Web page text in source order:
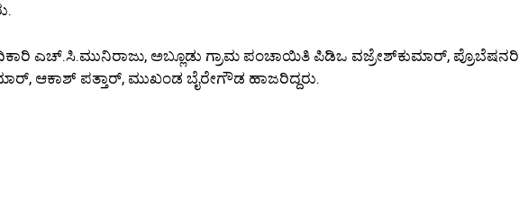
ಎಚ್.ಸಿ.ಮುನಿರಾಜು, ಅಬ್ಲೂಡು ಗ್ರಾಮ ಪಂಚಾಯಿತಿ ಪಿಡಿಒ ವಜ್ರೇಶ್‌ಕುಮಾರ್, ಪ್ರೊಬೆಷನರಿ
ಆಕಾಶ್ ಪತ್ತಾರ್, ಮುಖಂಡ ಬೈರೇಗೌಡ ಹಾಜರಿದ್ದರು.